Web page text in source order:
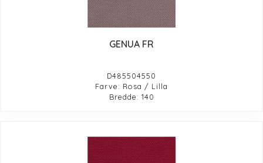
GENUA FR
D485504550
Farve: Rosa / Lilla
Bredde: 140